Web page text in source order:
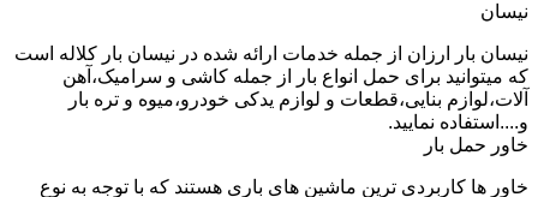
نیسان
نیسان بار ارزان از جمله خدمات ارائه شده در نیسان بار کلاله است
که میتوانید برای حمل انواع بار از جمله کاشی و سرامیک،آهن
آلات،لوازم بنایی،قطعات و لوازم یدکی خودرو،میوه و تره بار
و....استفاده نمایید.
خاور حمل بار
خاور ها کاربردی ترین ماشین های باری هستند که با توجه به نوع